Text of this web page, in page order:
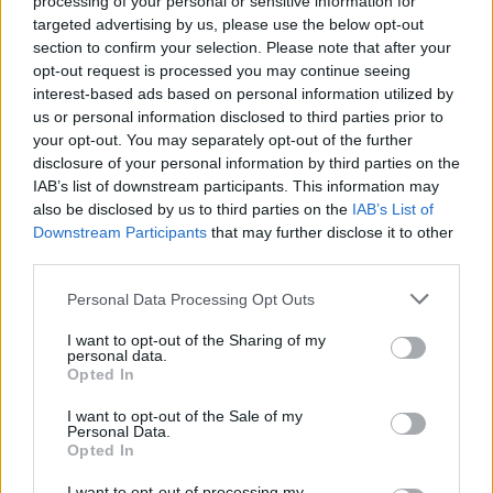
targeted advertising by us, please use the below opt-out
section to confirm your selection. Please note that after your
opt-out request is processed you may continue seeing
interest-based ads based on personal information utilized by
us or personal information disclosed to third parties prior to
your opt-out. You may separately opt-out of the further
disclosure of your personal information by third parties on the
IAB’s list of downstream participants. This information may
also be disclosed by us to third parties on the IAB’s List of
Downstream Participants that may further disclose it to other
Personal Data Processing Opt Outs
I want to opt-out of the Sharing of my
personal data.
Opted In
I want to opt-out of the Sale of my
Personal Data.
Opted In
00:00:40
Dronai Vokietijoje kelia vis daugiau klausimų: du
pastebėti virš karinės bazės
Žinios | Pasaulis
Visi įrašai
Žiūrimiausi įrašai
00:00:30
Vaizdai iš tragiškos avarijos Vilniaus r.: dviejų moterų ir
vaiko gyvybių išgelbėti nepavyko
Žinios | Lietuvos diena
00:00:57